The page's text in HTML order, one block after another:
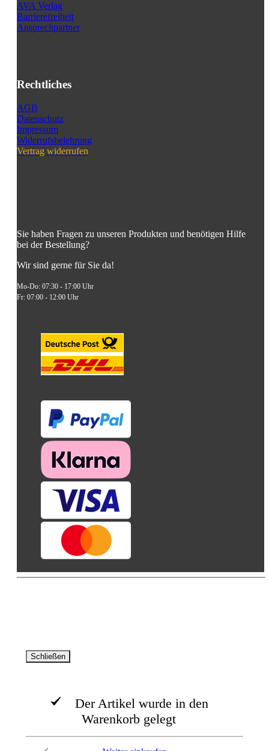
AVA Verlag
Barrierefreiheit
Ansprechpartner
Rechtliches
AGB
Datenschutz
Impressum
Widerrufsbelehrung
Vertrag widerrufen
Sie haben Fragen zu unseren Produkten und benötigen Hilfe
bei der Bestellung?
Wir sind gerne für Sie da!
Mo-Do: 07:30 - 17:00 Uhr
Fr: 07:00 - 12:00 Uhr
Schließen
Der Artikel wurde in den
Warenkorb gelegt